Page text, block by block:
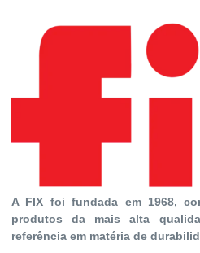
A FIX foi fundada em 1968,
produtos da mais alta
referência em matéria de